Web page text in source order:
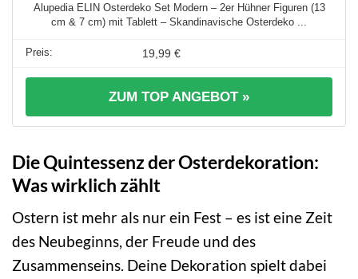
Alupedia ELIN Osterdeko Set Modern – 2er Hühner Figuren (13
cm & 7 cm) mit Tablett – Skandinavische Osterdeko ...
19,99 €
ZUM TOP ANGEBOT »
Die Quintessenz der Osterdekoration:
Was wirklich zählt
Ostern ist mehr als nur ein Fest – es ist eine Zeit
des Neubeginns, der Freude und des
Zusammenseins. Deine Dekoration spielt dabei